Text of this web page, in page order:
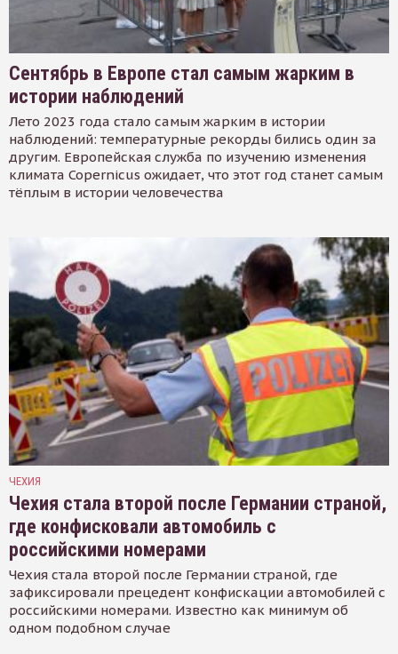
Сентябрь в Европе стал самым жарким в
истории наблюдений
Лето 2023 года стало самым жарким в истории
наблюдений: температурные рекорды бились один за
другим. Европейская служба по изучению изменения
климата Copernicus ожидает, что этот год станет самым
тёплым в истории человечества
ЧЕХИЯ
Чехия стала второй после Германии страной,
где конфисковали автомобиль с
российскими номерами
Чехия стала второй после Германии страной, где
зафиксировали прецедент конфискации автомобилей с
российскими номерами. Известно как минимум об
одном подобном случае